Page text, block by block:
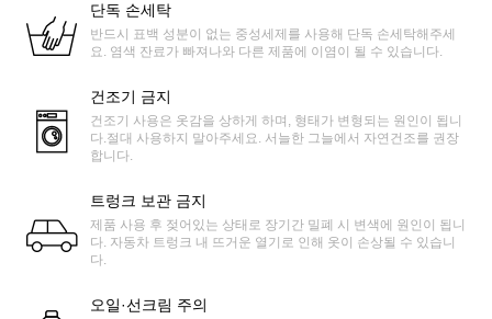
단독 손세탁
반드시 표백 성분이 없는 중성세제를 사용해 단독 손세탁해주세
요. 염색 잔료가 빠져나와 다른 제품에 이염이 될 수 있습니다.
건조기 금지
건조기 사용은 옷감을 상하게 하며, 형태가 변형되는 원인이 됩니
다.절대 사용하지 말아주세요. 서늘한 그늘에서 자연건조를 권장
합니다.
트렁크 보관 금지
제품 사용 후 젖어있는 상태로 장기간 밀폐 시 변색에 원인이 됩니
다. 자동차 트렁크 내 뜨거운 열기로 인해 옷이 손상될 수 있습니
다.
오일·선크림 주의